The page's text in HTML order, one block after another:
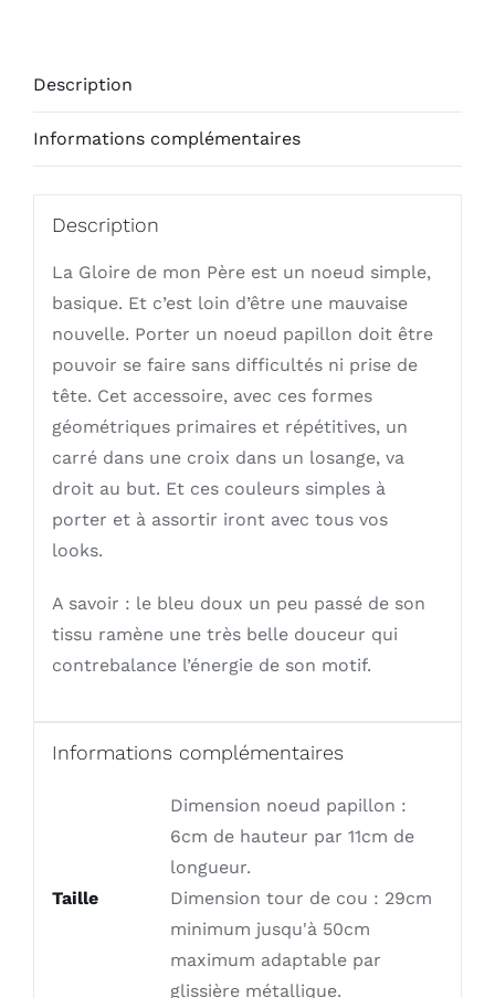
Père
Description
Informations complémentaires
Description
La Gloire de mon Père est un noeud simple,
basique. Et c’est loin d’être une mauvaise
nouvelle. Porter un noeud papillon doit être
pouvoir se faire sans difficultés ni prise de
tête. Cet accessoire, avec ces formes
géométriques primaires et répétitives, un
carré dans une croix dans un losange, va
droit au but. Et ces couleurs simples à
porter et à assortir iront avec tous vos
looks.
A savoir : le bleu doux un peu passé de son
tissu ramène une très belle douceur qui
contrebalance l’énergie de son motif.
Informations complémentaires
Taille
Dimension noeud papillon :
6cm de hauteur par 11cm de
longueur.
Dimension tour de cou : 29cm
minimum jusqu'à 50cm
maximum adaptable par
glissière métallique.